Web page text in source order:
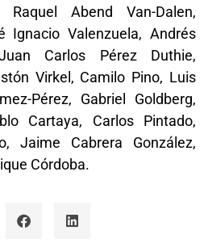
Raquel Abend Van-Dalen,
Ignacio Valenzuela, Andrés
Carlos Pérez Duthie,
Virkel, Camilo Pino, Luis
Pérez, Gabriel Goldberg,
Cartaya, Carlos Pintado,
Jaime Cabrera González,
Córdoba.